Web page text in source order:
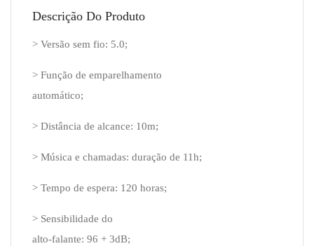
Descrição Do Produto
> Versão sem fio: 5.0;
> Função de emparelhamento
automático;
> Distância de alcance: 10m;
> Música e chamadas: duração de 11h;
> Tempo de espera: 120 horas;
> Sensibilidade do
alto-falante: 96 + 3dB;